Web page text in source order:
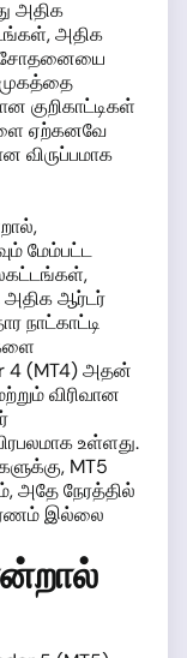
அதிக
அதிக
சோதனையை
குறிகாட்டிகள்
ஏற்கனவே
விருப்பமாக
மேம்பட்ட
அதிக ஆர்டர்
நாட்காட்டி
4 (MT4) அதன்
விரிவான
உள்ளது.
MT5
அதே நேரத்தில்
இல்லை